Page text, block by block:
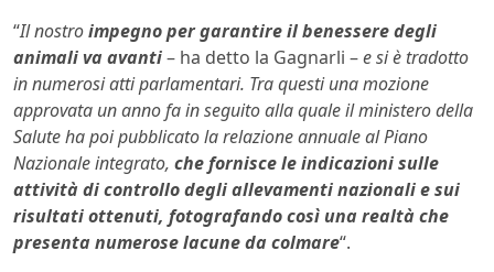
“Il nostroimpegno per garantire il benessere degli
animali va avanti– ha detto la Gagnarli –e si è tradotto
in numerosi atti parlamentari. Tra questi una mozione
approvata un anno fa in seguito alla quale il ministero della
Salute ha poi pubblicato la relazione annuale al Piano
Nazionale integrato, che fornisce le indicazioni sulle
attività di controllo degli allevamenti nazionali e sui
risultati ottenuti, fotografando così una realtà che
presenta numerose lacune da colmare“.